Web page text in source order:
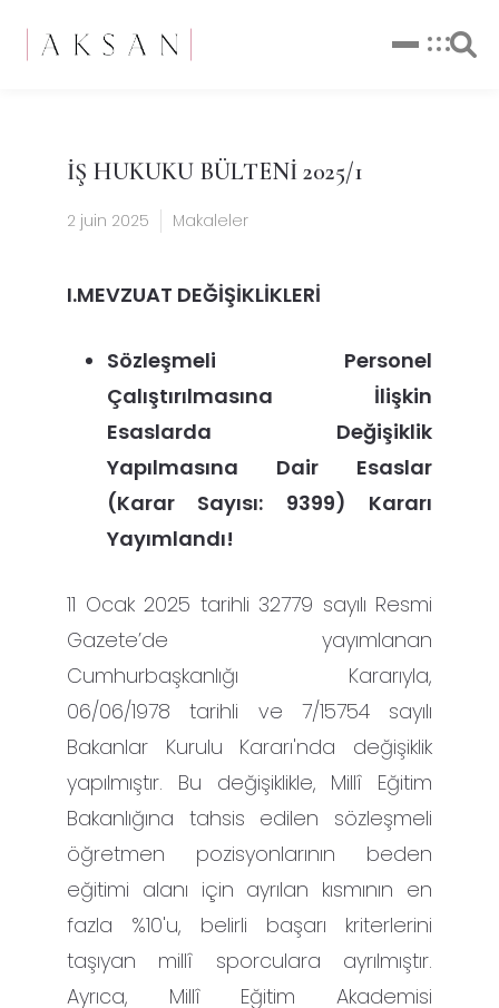
İŞ HUKUKU BÜLTENİ 2025/1
2 juin 2025 Makaleler
I.MEVZUAT DEĞİŞİKLİKLERİ
Sözleşmeli Personel
Çalıştırılmasına İlişkin
Esaslarda Değişiklik
Yapılmasına Dair Esaslar
(Karar Sayısı: 9399) Kararı
Yayımlandı!
11 Ocak 2025 tarihli 32779 sayılı Resmi
Gazete’de yayımlanan
Cumhurbaşkanlığı Kararıyla,
06/06/1978 tarihli ve 7/15754 sayılı
Bakanlar Kurulu Kararı'nda değişiklik
yapılmıştır. Bu değişiklikle, Millî Eğitim
Bakanlığına tahsis edilen sözleşmeli
öğretmen pozisyonlarının beden
eğitimi alanı için ayrılan kısmının en
fazla %10'u, belirli başarı kriterlerini
taşıyan millî sporculara ayrılmıştır.
Ayrıca, Millî Eğitim Akademisi